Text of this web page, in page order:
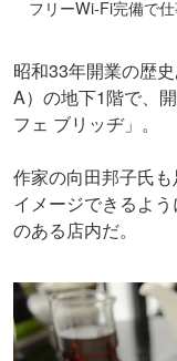
フリーWi-Fi完備で
昭和33年開業の歴
A）の地下1階で、
フェ ブリッヂ」。
作家の向田邦子氏
イメージできるよ
のある店内だ。